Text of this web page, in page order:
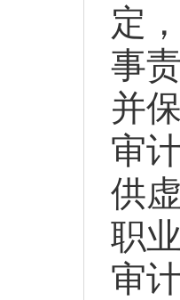
定，
事
并
审
供
职
审